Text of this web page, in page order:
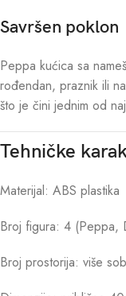
Savršen poklon
Peppa kućica sa
rođendan, praznik ili
što je čini jednim od
Tehničke
Materijal: ABS plastika
Broj figura: 4 (Peppa,
Broj prostorija: više